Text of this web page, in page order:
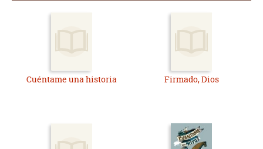
Cuéntame una historia Firmado, Dios